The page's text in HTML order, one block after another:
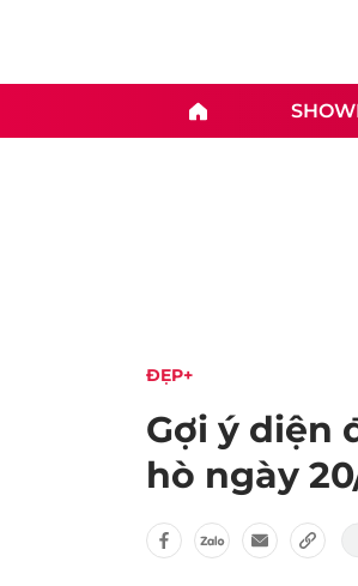
ĐẸP+
Gợi ý diện
hò ngày